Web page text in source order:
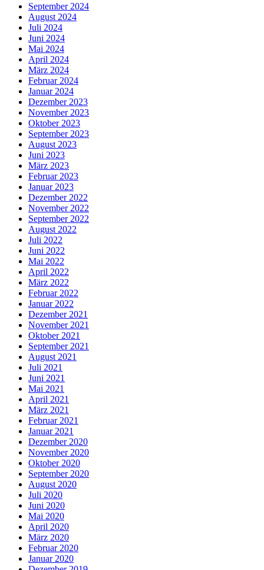
September 2024
August 2024
Juli 2024
Juni 2024
Mai 2024
April 2024
März 2024
Februar 2024
Januar 2024
Dezember 2023
November 2023
Oktober 2023
September 2023
August 2023
Juni 2023
März 2023
Februar 2023
Januar 2023
Dezember 2022
November 2022
September 2022
August 2022
Juli 2022
Juni 2022
Mai 2022
April 2022
März 2022
Februar 2022
Januar 2022
Dezember 2021
November 2021
Oktober 2021
September 2021
August 2021
Juli 2021
Juni 2021
Mai 2021
April 2021
März 2021
Februar 2021
Januar 2021
Dezember 2020
November 2020
Oktober 2020
September 2020
August 2020
Juli 2020
Juni 2020
Mai 2020
April 2020
März 2020
Februar 2020
Januar 2020